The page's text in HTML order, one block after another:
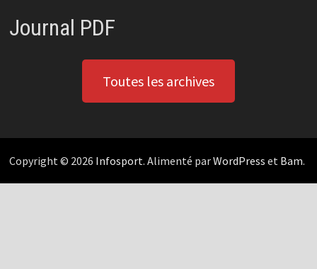
Journal PDF
Toutes les archives
Copyright © 2026 Infosport. Alimenté parWordPress et Bam.